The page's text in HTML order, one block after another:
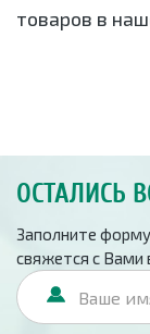
товаров в
ОСТАЛИСЬ
Заполните
свяжется с Вами